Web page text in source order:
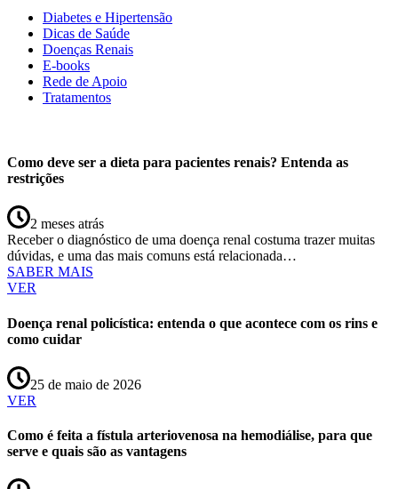
Diabetes e Hipertensão
Dicas de Saúde
Doenças Renais
E-books
Rede de Apoio
Tratamentos
Como deve ser a dieta para pacientes renais? Entenda as
restrições
2 meses atrás
Receber o diagnóstico de uma doença renal costuma trazer muitas
dúvidas, e uma das mais comuns está relacionada…
SABER MAIS
VER
Doença renal policística: entenda o que acontece com os rins e
como cuidar
25 de maio de 2026
VER
Como é feita a fístula arteriovenosa na hemodiálise, para que
serve e quais são as vantagens